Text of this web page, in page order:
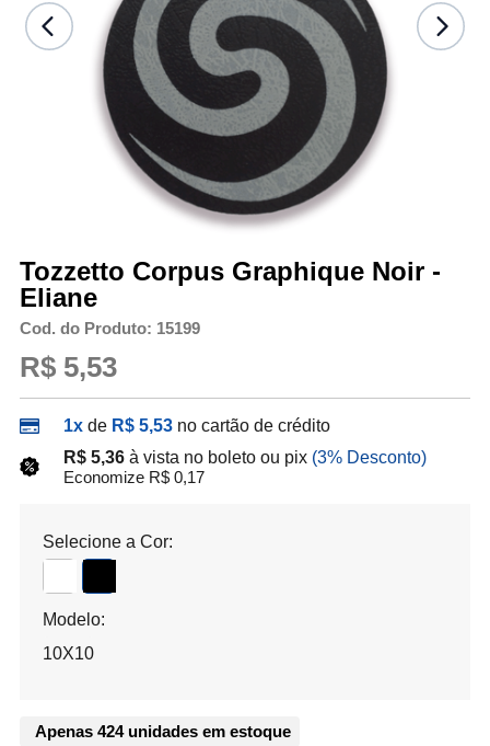
Tozzetto Corpus Graphique Noir -
Eliane
Cod. do Produto: 15199
R$ 5,53
1xde R$ 5,53 no cartão de crédito
R$ 5,36 à vista no boleto ou pix (3% Desconto)
Economize R$ 0,17
Selecione a Cor:
Modelo:
10X10
Apenas 424 unidades em estoque